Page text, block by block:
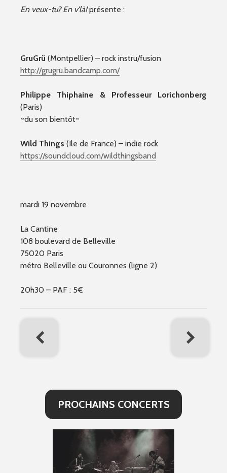
En veux-tu? En v’là!présente :
GruGrü (Montpellier) – rock instru/fusion
http://grugru.bandcamp.com/
Philippe Thiphaine & Professeur Lorichonberg
(Paris)
~du son bientôt~
Wild Things (Ile de France) – indie rock
https://soundcloud.com/wildthingsband
mardi 19 novembre
La Cantine
108 boulevard de Belleville
75020 Paris
métro Belleville ou Couronnes (ligne 2)
20h30 – PAF : 5€
PROCHAINS CONCERTS